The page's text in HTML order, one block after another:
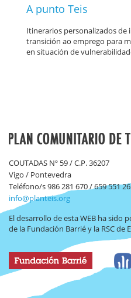
A punto Teis
Itinerarios personalizados de
transición ao emprego para
en situación de
COUTADAS Nº 59 / C.P. 36207
Vigo / Pontevedra
Teléfono/s 986 281 670 / 659 551
info@planteis.org
El desarrollo de esta WEB ha sido
de la Fundación Barrié y la RSC de